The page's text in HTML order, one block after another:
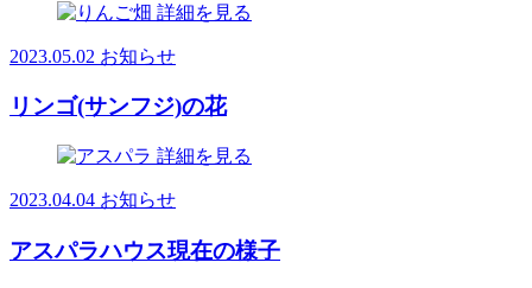
詳細を見る
2023.05.02 お知らせ
リンゴ(サンフジ)の花
詳細を見る
2023.04.04 お知らせ
アスパラハウス現在の様子